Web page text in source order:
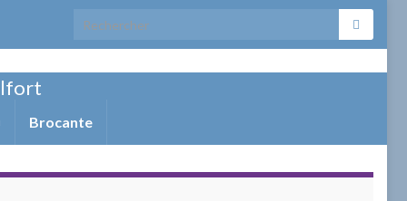
Search for:
Brocante